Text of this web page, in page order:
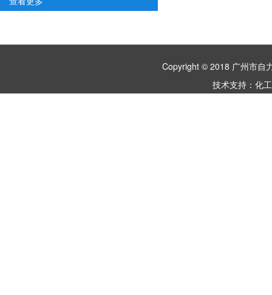
Copyright © 2018 广州市
技术支持： 化